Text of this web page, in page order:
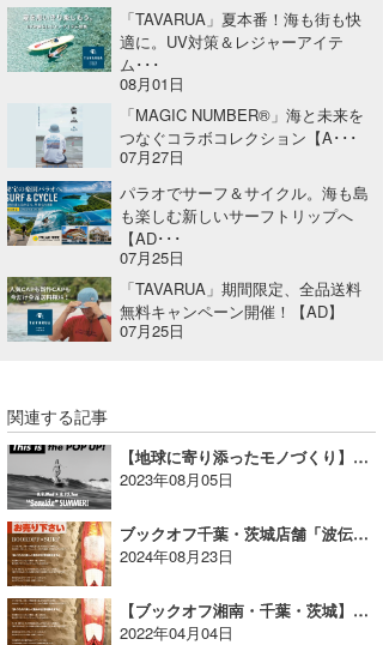
「TAVARUA」夏本番！海も街も快
適に。UV対策＆レジャーアイテ
ム･･･
08月01日
「MAGIC NUMBER®」海と未来を
つなぐコラボコレクション【A･･･
07月27日
パラオでサーフ＆サイクル。海も島
も楽しむ新しいサーフトリップへ
【AD･･･
07月25日
「TAVARUA」期間限定、全品送料
無料キャンペーン開催！【AD】
07月25日
関連する記事
【地球に寄り添ったモノづくり】This isが玉川髙島屋にてポップアップを開催！【AD】
2023年08月05日
ブックオフ千葉・茨城店舗「波伝説限定」サーフボード10%オフ！～9/23まで【AD】
2024年08月23日
【ブックオフ湘南・千葉・茨城】5/15まで！マリン用品買取金額30％UP！
2022年04月04日